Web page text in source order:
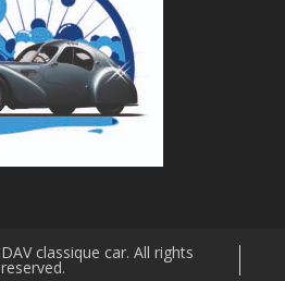
DAV classique car. All rights
reserved.